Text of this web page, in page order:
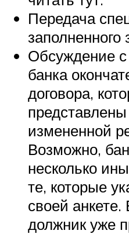
Передача
заполненного
Обсуждение с
банка
договора,
измененной
Возможно,
несколько
те, которые
своей
должник уже